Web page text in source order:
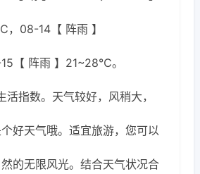
08-14【 阵雨 】
【 阵雨 】21~28℃。
活指数。天气较好，风稍大，
好天气哦。适宜旅游，您可以
的无限风光。结合天气状况合